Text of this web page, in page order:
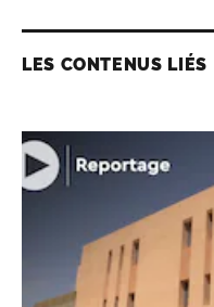
LES CONTENUS LIÉS